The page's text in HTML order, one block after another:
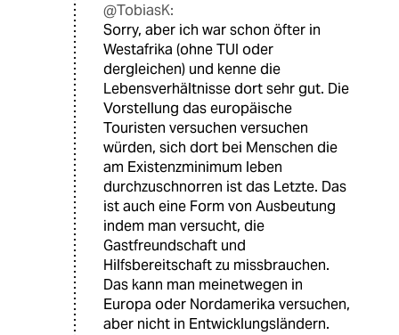
@TobiasK:
Sorry, aber ich war schon öfter in
Westafrika (ohne TUI oder
dergleichen) und kenne die
Lebensverhältnisse dort sehr gut. Die
Vorstellung das europäische
Touristen versuchen versuchen
würden, sich dort bei Menschen die
am Existenzminimum leben
durchzuschnorren ist das Letzte. Das
ist auch eine Form von Ausbeutung
indem man versucht, die
Gastfreundschaft und
Hilfsbereitschaft zu missbrauchen.
Das kann man meinetwegen in
Europa oder Nordamerika versuchen,
aber nicht in Entwicklungsländern.